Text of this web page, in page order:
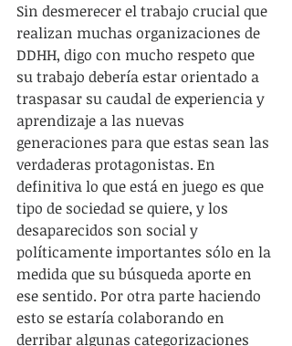
Sin desmerecer el trabajo crucial que
realizan muchas organizaciones de
DDHH, digo con mucho respeto que
su trabajo debería estar orientado a
traspasar su caudal de experiencia y
aprendizaje a las nuevas
generaciones para que estas sean las
verdaderas protagonistas. En
definitiva lo que está en juego es que
tipo de sociedad se quiere, y los
desaparecidos son social y
políticamente importantes sólo en la
medida que su búsqueda aporte en
ese sentido. Por otra parte haciendo
esto se estaría colaborando en
derribar algunas categorizaciones